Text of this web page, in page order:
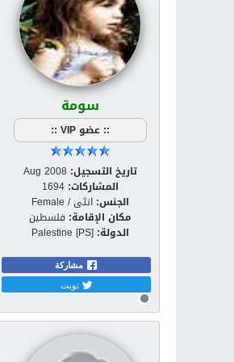
سومة
:: عضو VIP ::
تاريخ التسجيل: Aug 2008
المشاركات: 1694
الجنس: انثى / Female
مكان الإقامة: فلسطين
الدولة: Palestine [PS]
مشاركة
تويت